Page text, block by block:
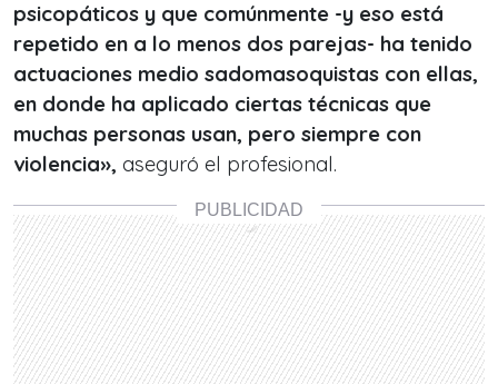
psicopáticos y que comúnmente -y eso está
repetido en a lo menos dos parejas- ha tenido
actuaciones medio sadomasoquistas con ellas,
en donde ha aplicado ciertas técnicas que
muchas personas usan, pero siempre con
violencia», aseguró el profesional.